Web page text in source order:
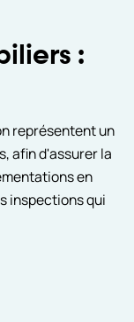
:
représentent un
afin d'assurer la
en
inspections qui